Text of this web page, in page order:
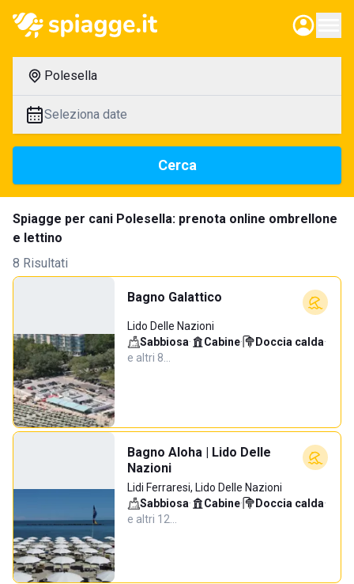
Polesella
Seleziona date
Cerca
Spiagge per cani Polesella: prenota online ombrellone
e lettino
8 Risultati
Bagno Galattico
Lido Delle Nazioni
Sabbiosa· Cabine· Doccia calda·
e altri 8…
Bagno Aloha | Lido Delle
Nazioni
Lidi Ferraresi, Lido Delle Nazioni
Sabbiosa· Cabine· Doccia calda·
e altri 12…